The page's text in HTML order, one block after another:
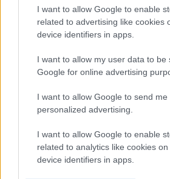
I want to allow Google to enable
related to advertising like cookies
device identifiers in apps.
I want to allow my user data to be
Google for online advertising
I want to allow Google to send me
personalized advertising.
I want to allow Google to enable
related to analytics like cookies
device identifiers in apps.
szépségét, sokszínű árnyalatait.
bír, és olyan képesség birtokában van,
megformált karakterek igazi
mutatni. Mindez érvényesül a lemez
nem hiányzik a tőle megszokott, erős
kizárólag hangjával is teljes értékű,
a befogadó számára. Igazi operaházi
A 35 éves, erdélyi operaénekes
Alap támogatásának köszönhetően